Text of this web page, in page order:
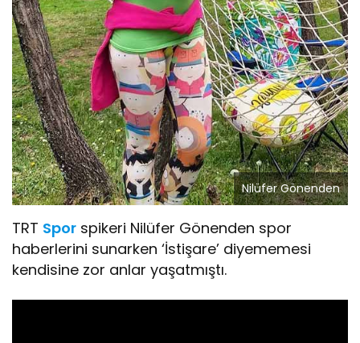
Nilüfer Gönenden
TRT Spor spikeri Nilüfer Gönenden spor
haberlerini sunarken ‘İstişare’ diyememesi
kendisine zor anlar yaşatmıştı.